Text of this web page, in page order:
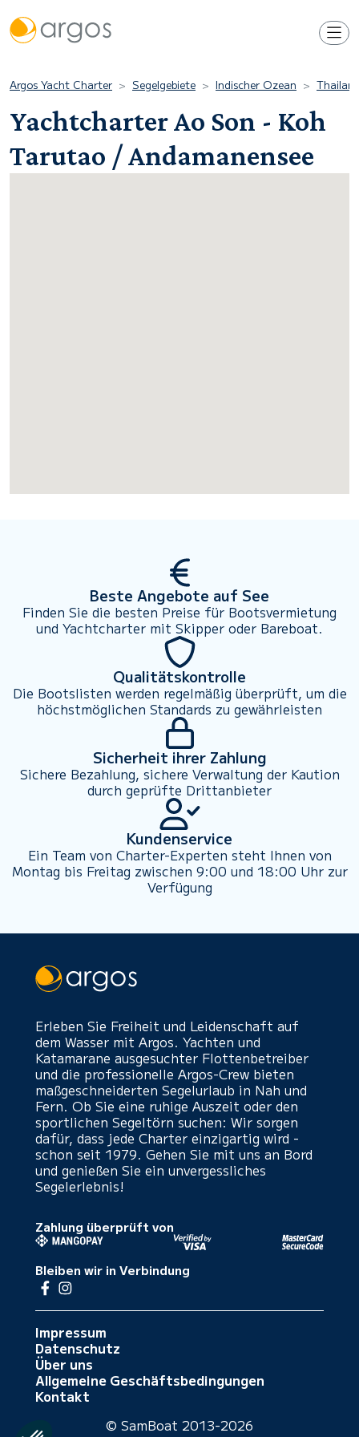
Argos Yacht Charter Segelgebiete Indischer Ozean
Yachtcharter Ao Son - Koh
Tarutao / Andamanensee
Beste Angebote auf See
Finden Sie die besten Preise für Bootsvermietung
und Yachtcharter mit Skipper oder Bareboat.
Qualitätskontrolle
Die Bootslisten werden regelmäßig überprüft, um die
höchstmöglichen Standards zu gewährleisten
Sicherheit ihrer Zahlung
Sichere Bezahlung, sichere Verwaltung der Kaution
durch geprüfte Drittanbieter
Kundenservice
Ein Team von Charter-Experten steht Ihnen von
Montag bis Freitag zwischen 9:00 und 18:00 Uhr zur
Verfügung
Erleben Sie Freiheit und Leidenschaft auf
dem Wasser mit Argos. Yachten und
Katamarane ausgesuchter Flottenbetreiber
und die professionelle Argos-Crew bieten
maßgeschneiderten Segelurlaub in Nah und
Fern. Ob Sie eine ruhige Auszeit oder den
sportlichen Segeltörn suchen: Wir sorgen
dafür, dass jede Charter einzigartig wird -
schon seit 1979. Gehen Sie mit uns an Bord
und genießen Sie ein unvergessliches
Segelerlebnis!
Zahlung überprüft von
Bleiben wir in Verbindung
Impressum
Datenschutz
Über uns
Allgemeine Geschäftsbedingungen
Kontakt
© SamBoat 2013-2026